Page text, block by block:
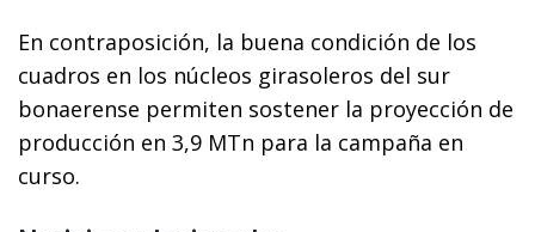
En contraposición, la buena condición de los
cuadros en los núcleos girasoleros del sur
bonaerense permiten sostener la proyección de
producción en 3,9 MTn para la campaña en
curso.